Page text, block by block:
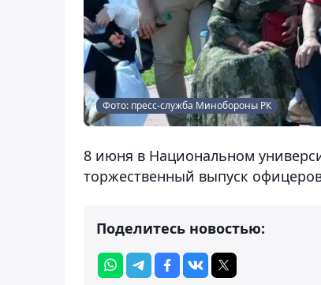
Фото: пресс-служба Минобороны РК
8 июня в Национальном
торжественный выпуск
Поделитесь новостью: